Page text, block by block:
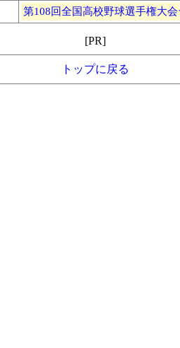
第108回全国高校野球選手権大
[PR]
トップに戻る